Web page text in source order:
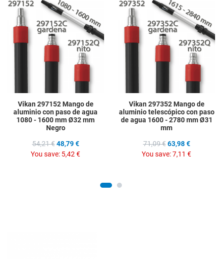
Add to Wishlist
Add to Compare
Vikan 297152 Mango de
aluminio con paso de agua
1080 - 1600 mm Ø32 mm
Negro
54,21 € 48,79 €
You save: 5,42 €
Vikan 297352 Mango de
aluminio telescópico con paso
de agua 1600 - 2780 mm Ø31
mm
71,09 € 63,98 €
You save:7,11 €